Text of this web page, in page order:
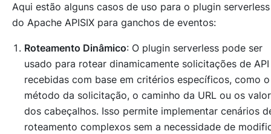
Aqui estão alguns casos de uso para o plugin serverless
do Apache APISIX para ganchos de eventos:
Roteamento Dinâmico: O plugin serverless pode ser
usado para rotear dinamicamente solicitações de API
recebidas com base em critérios específicos, como o
método da solicitação, o caminho da URL ou os
dos cabeçalhos. Isso permite implementar cenários
roteamento complexos sem a necessidade de